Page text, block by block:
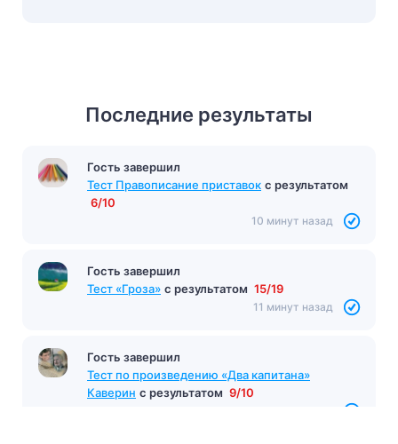
Последние результаты
Гость завершил
Тест по произведению «Холодная осень»
Бунин
10 минут назад
Гость завершил
Тест Правописание приставок с результатом
6/10
10 минут назад
Гость завершил
Тест «Гроза» с результатом 15/19
11 минут назад
Гость завершил
Тест по произведению «Два капитана»
Каверин с результатом 9/10